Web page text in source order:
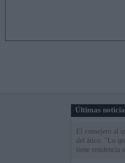
Últimas
El consejero al
del ático: "Lo
tiene residencia